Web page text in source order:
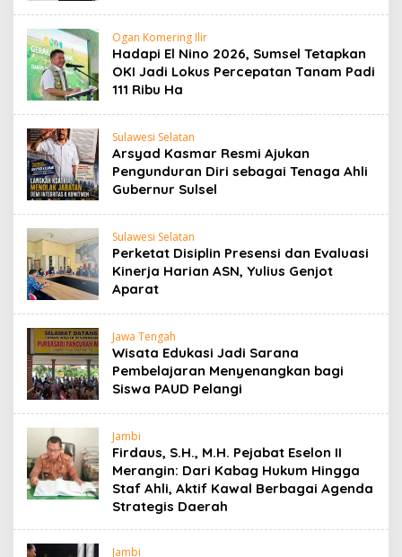
Ogan Komering Ilir
Hadapi El Nino 2026, Sumsel Tetapkan
OKI Jadi Lokus Percepatan Tanam Padi
111 Ribu Ha
Sulawesi Selatan
Arsyad Kasmar Resmi Ajukan
Pengunduran Diri sebagai Tenaga Ahli
Gubernur Sulsel
Sulawesi Selatan
Perketat Disiplin Presensi dan Evaluasi
Kinerja Harian ASN, Yulius Genjot
Aparat
Jawa Tengah
Wisata Edukasi Jadi Sarana
Pembelajaran Menyenangkan bagi
Siswa PAUD Pelangi
Jambi
Firdaus, S.H., M.H. Pejabat Eselon II
Merangin: Dari Kabag Hukum Hingga
Staf Ahli, Aktif Kawal Berbagai Agenda
Strategis Daerah
Jambi